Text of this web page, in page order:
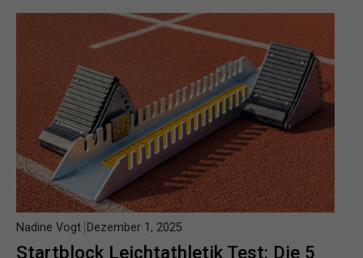
Startblock Leichtathletik Test: Die 5
Nadine Vogt Dezember 1, 2025